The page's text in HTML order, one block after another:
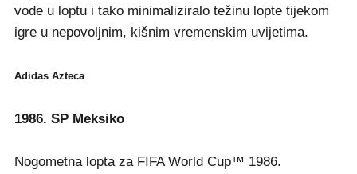
vode u loptu i tako minimaliziralo težinu lopte tijekom
igre u nepovoljnim, kišnim vremenskim uvijetima.
Adidas Azteca
1986. SP Meksiko
Nogometna lopta za FIFA World Cup™ 1986.